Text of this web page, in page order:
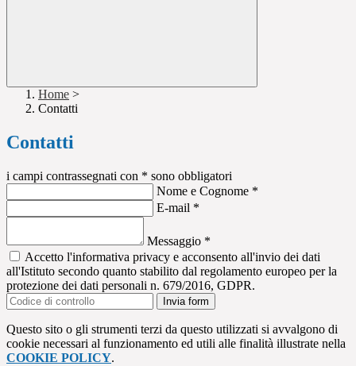
Home >
Contatti
Contatti
i campi contrassegnati con * sono obbligatori
Nome e Cognome *
E-mail *
Messaggio *
Accetto l'informativa privacy e acconsento all'invio dei dati
all'Istituto secondo quanto stabilito dal regolamento europeo per la
protezione dei dati personali n. 679/2016, GDPR.
Invia form
Questo sito o gli strumenti terzi da questo utilizzati si avvalgono di
cookie necessari al funzionamento ed utili alle finalità illustrate nella
COOKIE POLICY.